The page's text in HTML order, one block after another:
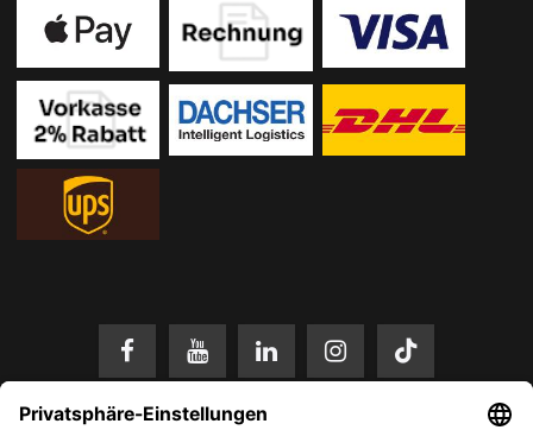
* Alle Preise in EUR inkl. gesetzl. Mehrwertsteuer zzgl. Versandkosten.